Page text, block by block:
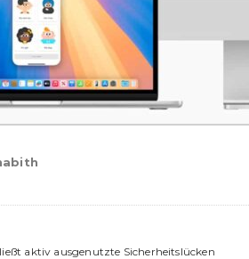
aktiv ausgenutzte Sicherheitslücken